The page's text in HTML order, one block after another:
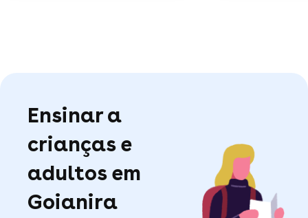
Ensinar a
crianças e
adultos em
Goianira